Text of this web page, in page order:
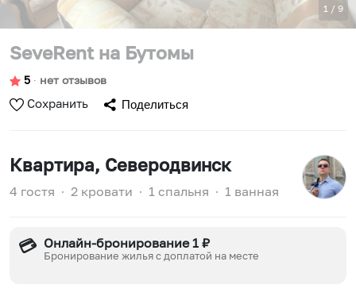
1 / 9
SeveRent на Бутомы
5 ∙ нет отзывов
Сохранить Поделиться
Квартира, Северодвинск
4 гостя ∙ 2 кровати ∙ 1 спальня ∙ 1 ванная
💳 Онлайн-бронирование 1 ₽
Бронирование жилья с доплатой на месте